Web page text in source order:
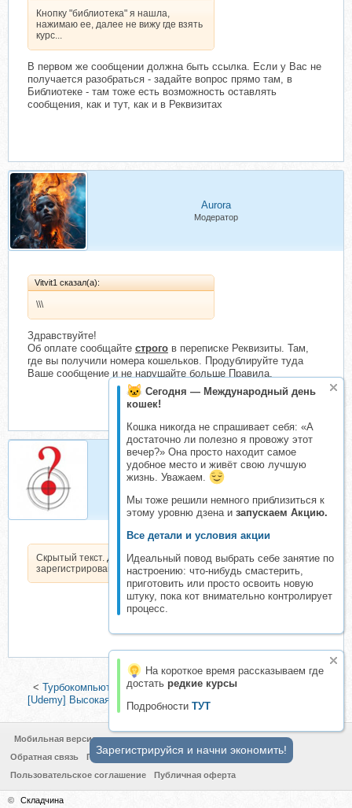
Сегодня — Международный день
кошек!
Кошка никогда не спрашивает себя: «А
достаточно ли полезно я провожу этот
вечер?» Она просто находит самое
удобное место и живёт свою лучшую
жизнь. Уважаем.
Мы тоже решили немного приблизиться к
этому уровню дзена и запускаем Акцию.
Все детали и условия акции
Идеальный повод выбрать себе занятие по
настроению: что-нибудь смастерить,
приготовить или просто освоить новую
штуку, пока кот внимательно контролирует
процесс.
На короткое время рассказываем где
достать редкие курсы
Подробности ТУТ
Кнопку "библиотека" я нашла,
нажимаю ее, далее не вижу где взять
курс...
В первом же сообщении должна быть ссылка. Если у Вас не
получается разобраться - задайте вопрос прямо там, в
Библиотеке - там тоже есть возможность оставлять
сообщения, как и тут, как и в Реквизитах
Aurorа
Модератор
Vitvit1 сказал(а):
\\\
Здравствуйте!
Об оплате сообщайте строго в переписке Реквизиты. Там,
где вы получили номера кошельков. Продублируйте туда
Ваше сообщение и не нарушайте больше Правила.
Zander
Организатор складчин
Скрытый текст. Доступен только
зарегистрированным пользователям.
< Турбокомпьютер (Азамат Арсланов, Василий Медведев)
[Udemy] Высокая доступность Exchange Server (Илья Рудь)
Мобильная версия
Обратная связь
Политика конфиденциальности
Пользовательское соглашение
Публичная оферта
© Складчина
Зарегистрируйся и начни экономить!